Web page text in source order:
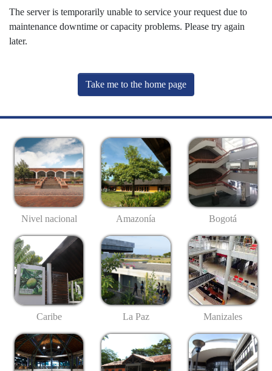
The server is temporarily unable to service your request due to
maintenance downtime or capacity problems. Please try again
later.
Take me to the home page
Nivel nacional Amazonía Bogotá
Caribe La Paz Manizales